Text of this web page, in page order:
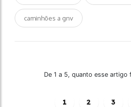
caminhões a gnv
De 1 a 5, quanto esse artigo
1 2 3